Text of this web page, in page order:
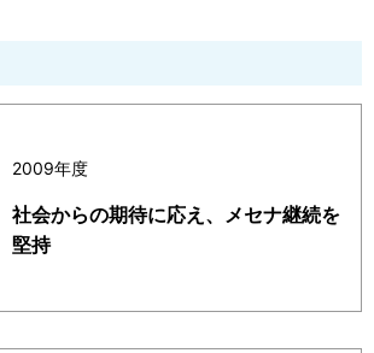
2009年度
社会からの期待に応え、メセナ継続を
堅持